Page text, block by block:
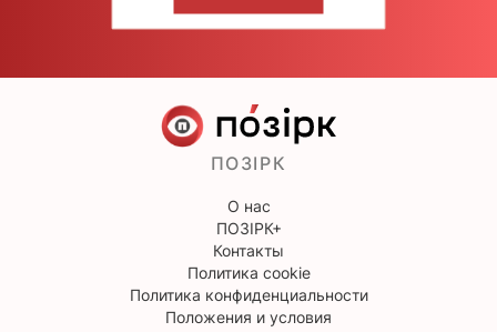
ПОЗІРК
О нас
ПОЗІРК+
Контакты
Политика cookie
Политика конфиденциальности
Положения и условия